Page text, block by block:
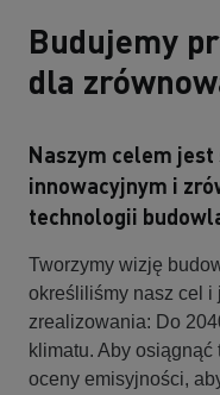
Budujemy
dla
Naszym celem
innowacyjnym i
technologii
Tworzymy wizję
określiliśmy nasz cel i
zrealizowania: Do
klimatu. Aby
oceny emisyjności,